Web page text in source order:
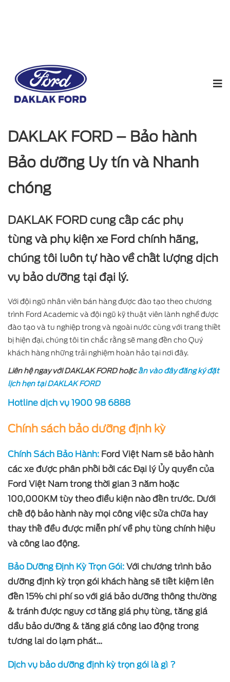
Home Dịch vụ
DAKLAK FORD – Bảo hành
Bảo dưỡng Uy tín và Nhanh
chóng
DAKLAK FORD cung cấp các phụ
tùng và phụ kiện xe Ford chính hãng,
chúng tôi luôn tự hào về chất lượng dịch
vụ bảo dưỡng tại đại lý.
Với đội ngũ nhân viên bán hàng được đào tạo theo chương
trình Ford Academic và đội ngũ kỹ thuật viên lành nghề được
đào tạo và tu nghiệp trong và ngoài nước cùng với trang thiết
bị hiện đại, chúng tôi tin chắc rằng sẽ mang đến cho Quý
khách hàng những trải nghiệm hoàn hảo tại nơi đây.
Liên hệ ngay với DAKLAK FORD hoặcấn vào đây đăng ký đặt
lịch hẹn tại DAKLAK FORD
Hotline dịch vụ 1900 98 6888
Chính sách bảo dưỡng định kỳ
Chính Sách Bảo Hành: Ford Việt Nam sẽ bảo hành
các xe được phân phối bởi các Đại lý Ủy quyền của
Ford Việt Nam trong thời gian 3 năm hoặc
100,000KM tùy theo điều kiện nào đến trước. Dưới
chế độ bảo hành này mọi công việc sửa chữa hay
thay thế đều được miễn phí về phụ tùng chính hiệu
và công lao động.
Bảo Dưỡng Định Kỳ Trọn Gói: Với chương trình bảo
dưỡng định kỳ trọn gói khách hàng sẽ tiết kiệm lên
đến 15% chi phí so với giá bảo dưỡng thông thường
& tránh được nguy cơ tăng giá phụ tùng, tăng giá
dầu bảo dưỡng & tăng giá công lao động trong
tương lai do lạm phát…
Dịch vụ bảo dưỡng định kỳ trọn gói là gì ?